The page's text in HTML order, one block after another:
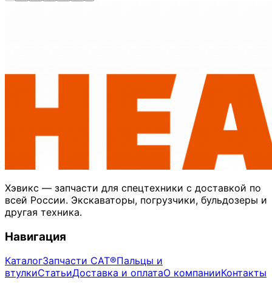
Хэвикс — запчасти для спецтехники с доставкой по
всей России. Экскаваторы, погрузчики, бульдозеры и
другая техника.
Навигация
КаталогЗапчасти CAT®Пальцы и
втулкиСтатьиДоставка и оплатаО компанииКонтакты